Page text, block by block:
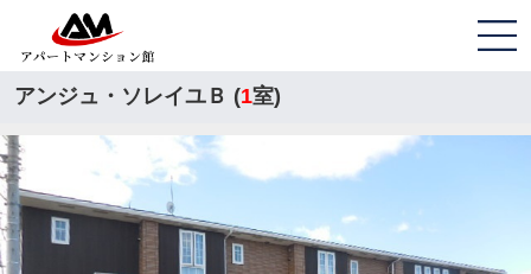
アンジュ・ソレイユＢ (1室)